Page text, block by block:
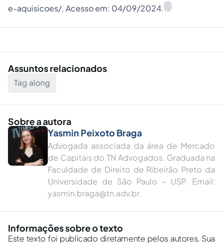
e-aquisicoes/. Acesso em: 04/09/2024.
Assuntos relacionados
Tag along
Sobre a autora
Yasmin Peixoto Braga
Advogada associada da área de Mercado
de Capitais do TN Advogados. Graduada na
Faculdade de Direito de Ribeirão Preto da
Universidade de São Paulo – USP. Email:
yasmin.braga@tn.adv.br.
Informações sobre o texto
Este texto foi publicado diretamente pelos autores. Sua